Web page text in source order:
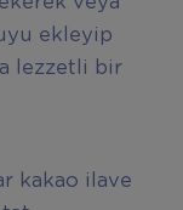
ekleyip
lezzetli bir
kakao ilave